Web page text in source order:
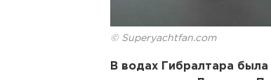
© Superyachtfan.com
В водах Гибралтара